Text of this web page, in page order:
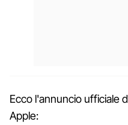
Ecco l'annuncio ufficiale
Apple: